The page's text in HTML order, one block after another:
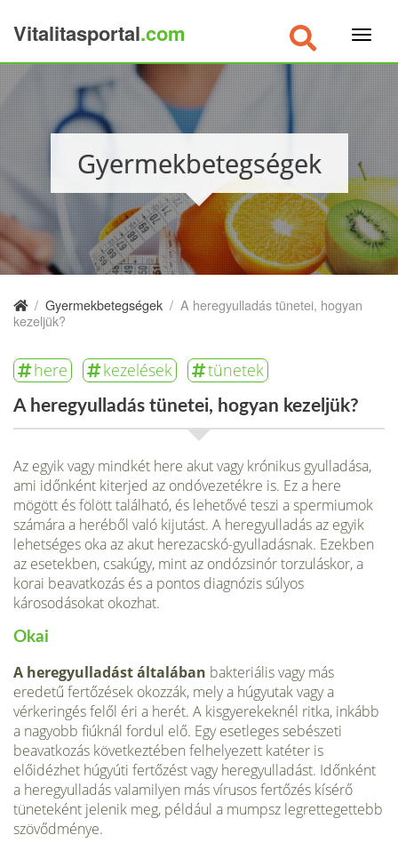
Vitalitasportal.com
Gyermekbetegségek
/ Gyermekbetegségek / A heregyulladás tünetei, hogyan
kezeljük?
here kezelések tünetek
A heregyulladás tünetei, hogyan kezeljük?
Az egyik vagy mindkét here akut vagy krónikus gyulladása,
ami időnként kiterjed az ondóvezetékre is. Ez a here
mögött és fölött található, és lehetővé teszi a sper­miumok
számára a heréből való kijutást. A heregyulladás az egyik
lehetséges oka az akut herezacskó-gyulladásnak. Ezekben
az esetekben, csakúgy, mint az ondózsinór torzuláskor, a
korai beavatkozás és a pontos diagnózis súlyos
károsodásokat okozhat.
Okai
A heregyulladást általában bakte­riális vagy más
eredetű fertőzések okozzák, mely a húgyutak vagy a
vérkeringés felől éri a herét. A kisgyerekeknél ritka, inkább
a nagyobb fiúknál fordul elő. Egy esetleges sebészeti
beavatkozás következ­tében felhelyezett katéter is
előidézhet húgyúti fertőzést vagy heregyulladást. Időnként
a heregyulladás valamilyen más vírusos fertőzés kísérő
tüneteként jelenik meg, például a mumpsz legrettegettebb
szövődménye.
×